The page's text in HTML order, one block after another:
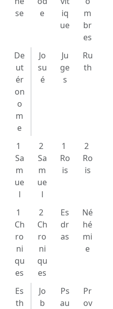
se
e
iq
ue
m
br
es
De
ut
ér
on
o
m
e
Jo
su
é
Ju
ge
s
Ru
th
1
Sa
m
ue
l
2
Sa
m
ue
l
1
Ro
is
2
Ro
is
1
Ch
ro
ni
qu
es
2
Ch
ro
ni
qu
es
Es
dr
as
Né
hé
mi
e
Es
th
Jo
b
Ps
au
Pr
ov